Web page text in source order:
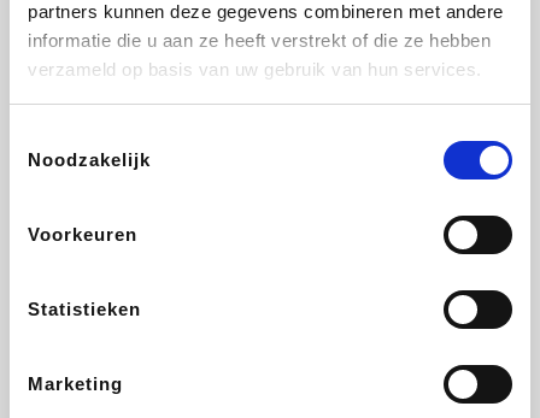
partners kunnen deze gegevens combineren met andere
informatie die u aan ze heeft verstrekt of die ze hebben
verzameld op basis van uw gebruik van hun services.
Noodzakelijk
Voorkeuren
Statistieken
Marketing
DectDirect
Brussels Airlines
ZEB Get Your Guide